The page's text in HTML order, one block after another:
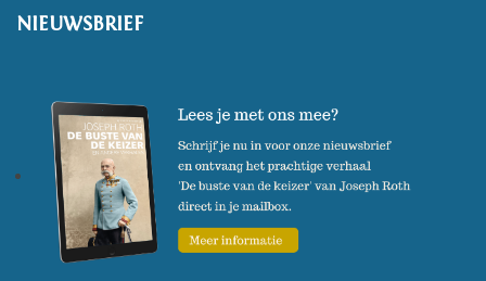
NIEUWSBRIEF